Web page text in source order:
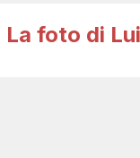
La foto di